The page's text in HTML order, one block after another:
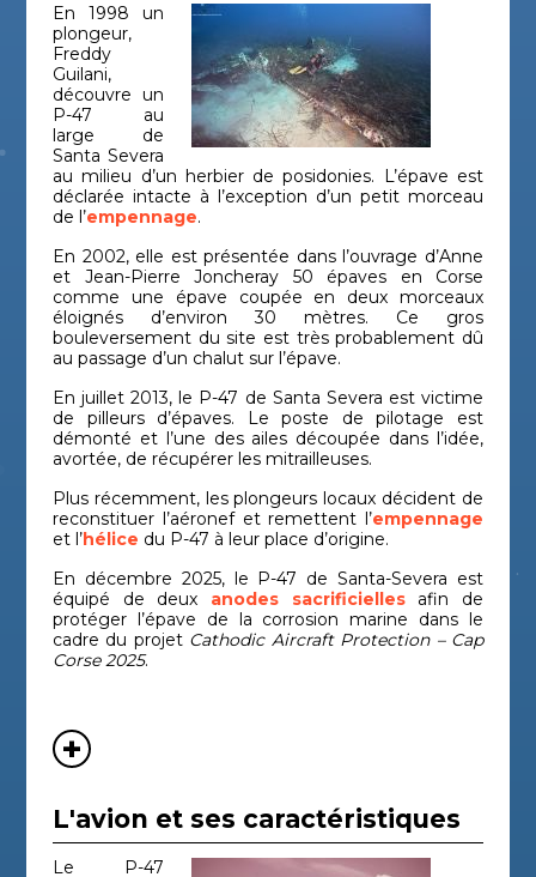
En 1998 un
plongeur,
Freddy
Guilani,
découvre un
P-47 au
large de
Santa Severa
au milieu d’un herbier de posidonies. L’épave est
déclarée intacte à l’exception d’un petit morceau
de l’empennage.
En 2002, elle est présentée dans l’ouvrage d’Anne
et Jean-Pierre Joncheray 50 épaves en Corse
comme une épave coupée en deux morceaux
éloignés d’environ 30 mètres. Ce gros
bouleversement du site est très probablement dû
au passage d’un chalut sur l’épave.
En juillet 2013, le P-47 de Santa Severa est victime
de pilleurs d’épaves. Le poste de pilotage est
démonté et l’une des ailes découpée dans l’idée,
avortée, de récupérer les mitrailleuses.
Plus récemment, les plongeurs locaux décident de
reconstituer l’aéronef et remettent l’empennage
et l’hélice du P-47 à leur place d’origine.
En décembre 2025, le P-47 de Santa-Severa est
équipé de deux anodes sacrificielles
afin de
protéger l’épave de la corrosion marine dans le
cadre du projet Cathodic Aircraft Protection – Cap
Corse 2025.
L'avion et ses caractéristiques
Le P-47